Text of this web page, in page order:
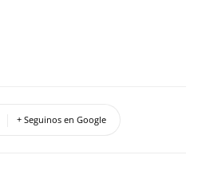
+ Seguinos en Google